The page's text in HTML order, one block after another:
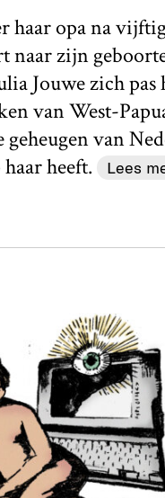
haar opa na
naar zijn
Jouwe zich pas
van West-
geheugen van
heeft.
Lees